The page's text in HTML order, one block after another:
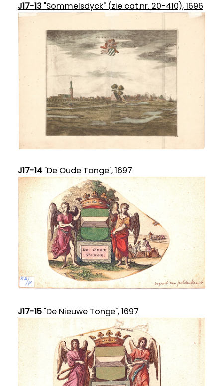
J17-13"Sommelsdyck" (zie cat.nr. 20-410), 1696
J17-14"De Oude Tonge", 1697
J17-15"De Nieuwe Tonge", 1697